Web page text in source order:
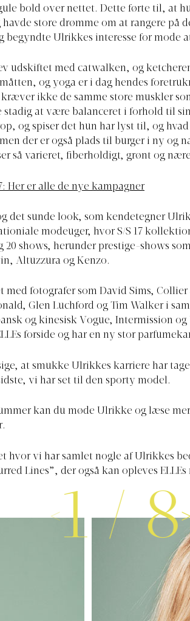
bold over nettet. Dette førte til, at
havde store drømme om at rangere på
begyndte Ulrikkes interesse for mode
udskiftet med catwalken, og
og yoga er i dag hendes
ikke de samme store muskler
stadig at være balanceret i forhold til
og spiser det hun har lyst til, og
der er også plads til burger i ny og
så varieret, fiberholdigt, grønt og
Her er alle de nye kampagner
det sunde look, som kendetegner
modeuger, hvor S/S 17
shows, herunder prestige-shows
Altuzzura og Kenzo.
med fotografer som David Sims, Collier
Glen Luchford og Tim Walker i
og kinesisk Vogue, Intermission
forside og har en ny stor
at smukke Ulrikkes karriere har
vi har set til den sporty model.
kan du møde Ulrikke og læse
hvor vi har samlet nogle af Ulrikkes
Lines”, der også kan opleves
1/8